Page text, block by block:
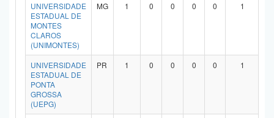
UNIVERSIDADE
ESTADUAL DE
MONTES
CLAROS
(UNIMONTES)
MG 1 0 0 0 0 1
UNIVERSIDADE
ESTADUAL DE
PONTA
GROSSA
(UEPG)
PR 1 0 0 0 0 1